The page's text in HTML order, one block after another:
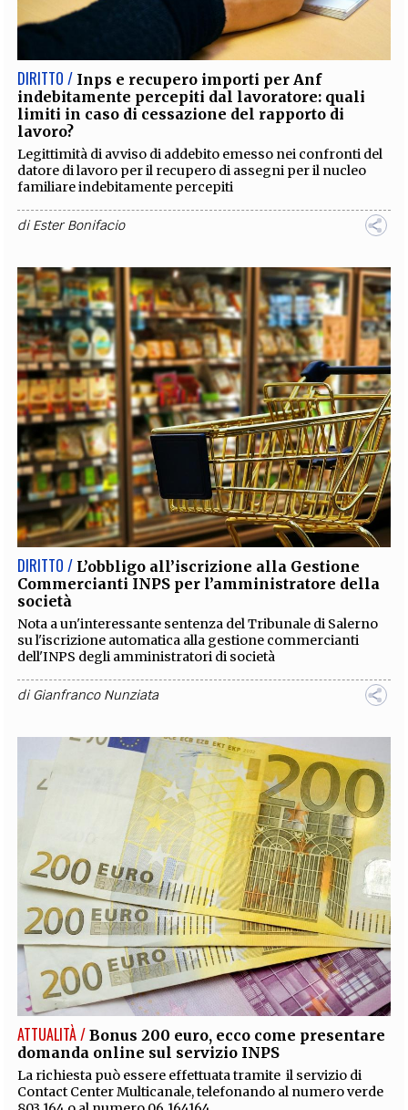
EXTRA
PROCEEDINGS
SOCIAL MEDIA
DIRITTO / Inps e recupero importi per Anf
indebitamente percepiti dal lavoratore: quali
limiti in caso di cessazione del rapporto di
lavoro?
Legittimità di avviso di addebito emesso nei confronti del
datore di lavoro per il recupero di assegni per il nucleo
familiare indebitamente percepiti
diEster Bonifacio
DIRITTO / L’obbligo all’iscrizione alla Gestione
Commercianti INPS per l’amministratore della
società
Nota a un'interessante sentenza del Tribunale di Salerno
su l'iscrizione automatica alla gestione commercianti
dell'INPS degli amministratori di società
diGianfranco Nunziata
ATTUALITÀ / Bonus 200 euro, ecco come presentare
domanda online sul servizio INPS
La richiesta può essere effettuata tramite il servizio di
Contact Center Multicanale, telefonando al numero verde